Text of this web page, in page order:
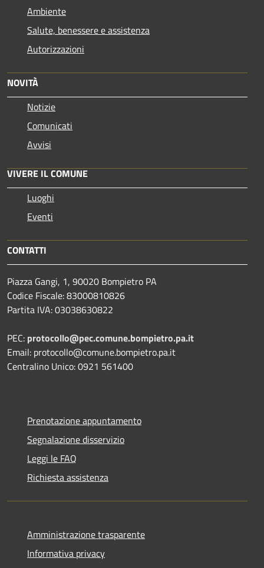
Ambiente
Salute, benessere e assistenza
Autorizzazioni
NOVITÀ
Notizie
Comunicati
Avvisi
VIVERE IL COMUNE
Luoghi
Eventi
CONTATTI
Piazza Gangi, 1, 90020 Bompietro PA
Codice Fiscale: 83000810826
Partita IVA: 03038630822
PEC: protocollo@pec.comune.bompietro.pa.it
Email: protocollo@comune.bompietro.pa.it
Centralino Unico: 0921 561400
Prenotazione appuntamento
Segnalazione disservizio
Leggi le FAQ
Richiesta assistenza
Amministrazione trasparente
Informativa privacy